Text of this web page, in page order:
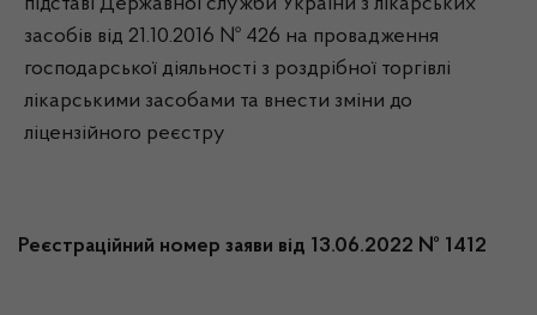
підставі Державної служби України з лікарських
засобів від 21.10.2016 № 426 на провадження
господарської діяльності з роздрібної торгівлі
лікарськими засобами та внести зміни до
ліцензійного реєстру
Реєстраційний номер заяви від 13.06.2022 № 1412